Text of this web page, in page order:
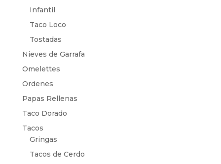
Infantil
Taco Loco
Tostadas
Nieves de Garrafa
Omelettes
Ordenes
Papas Rellenas
Taco Dorado
Tacos
Gringas
Tacos de Cerdo